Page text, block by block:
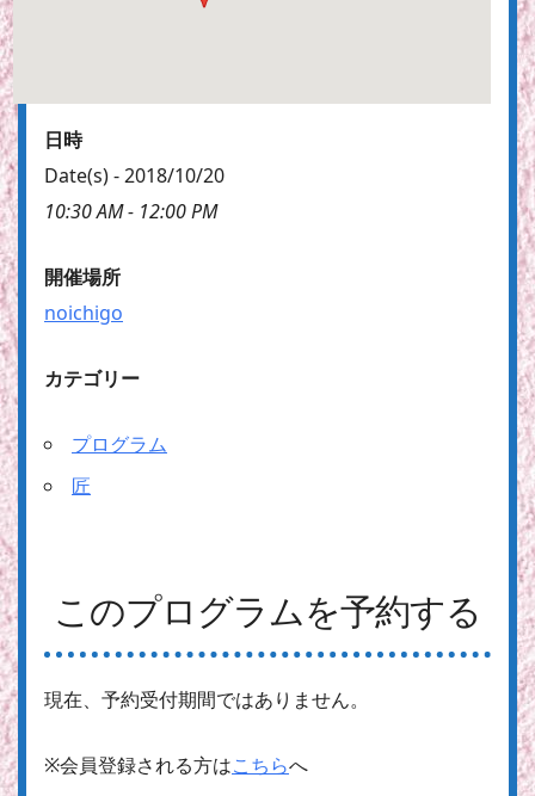
日時
Date(s) - 2018/10/20
10:30 AM - 12:00 PM
開催場所
noichigo
カテゴリー
プログラム
匠
このプログラムを予約する
現在、予約受付期間ではありません。
※会員登録される方はこちらへ